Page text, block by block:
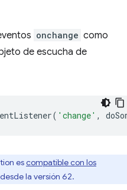
onchange como
de escucha de
( 'change' ,
escompatible con los
desde la versión 62.